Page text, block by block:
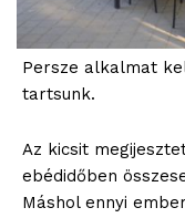
Persze alkalmat
tartsunk.
Az kicsit
ebédidőben
Máshol ennyi